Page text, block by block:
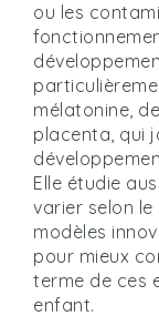
ou les
mélatonine,
placenta, qui
Elle étudie
varier selon
modèles
pour mieux
terme de ces
enfant.